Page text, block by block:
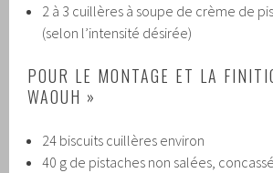
2 à 3 cuillères à soupe de crème de
(selon l’intensité désirée)
POUR LE MONTAGE ET LA
WAOUH »
24 biscuits cuillères environ
40 g de pistaches non salées,